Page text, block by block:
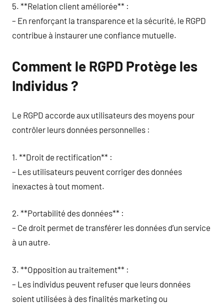
5. **Relation client améliorée** :
– En renforçant la transparence et la sécurité, le RGPD
contribue à instaurer une confiance mutuelle.
Comment le RGPD Protège les
Individus ?
Le RGPD accorde aux utilisateurs des moyens pour
contrôler leurs données personnelles :
1. **Droit de rectification** :
– Les utilisateurs peuvent corriger des données
inexactes à tout moment.
2. **Portabilité des données** :
– Ce droit permet de transférer les données d’un service
à un autre.
3. **Opposition au traitement** :
– Les individus peuvent refuser que leurs données
soient utilisées à des finalités marketing ou